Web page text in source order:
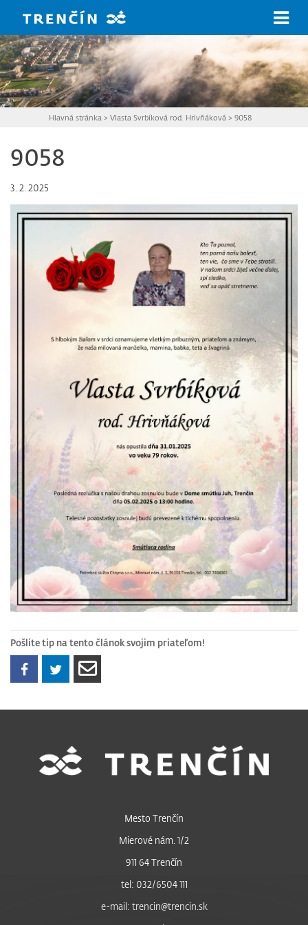
Hlavná stránka > Vlasta Svrbíková rod. Hrivňáková > 9058
9058
3. 2. 2025
Pošlite tip na tento článok svojim priateľom!
Mesto Trenčín
Mierové nám. 1/2
911 64 Trenčín
tel: 032/6504 111
e-mail: trencin@trencin.sk